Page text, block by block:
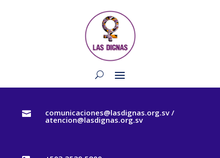
 comunicaciones@lasdignas.org.sv /
atencion@lasdignas.org.sv